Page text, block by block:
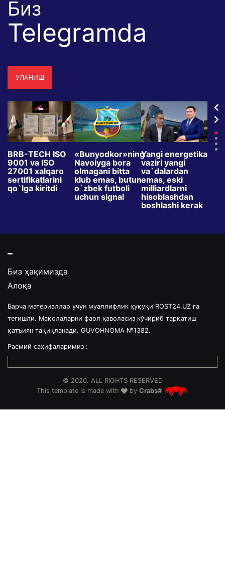
Биз
Telegramda
УЛАНИШ
BRB-TECH ISO
9001 va ISO
27001 xalqaro
sertifikatlarini
qo`lga kiritdi
«Bunyodkor»ning
Navoiyga bora
olmagani bitta
klub emas, butun
o`zbek futboli
uchun signal
Yangi energetika
vaziri yangi
va`dalardan
emas, eski
milliardlarni
hisoblashdan
boshlashi kerak
Биз ҳақимизда
Алоқа
Барча материаллар учун муаллифлик ҳуқуқи ROST24.UZ га
тегишли. Мақолаларни фаол ҳаволасиз кўчириб тарқатиш
қатъиян тақиқланади. GUVOHNOMA №1382.
Расмий саҳифаларимиз :
© 2020. ALL RIGHTS RESERVED
This template is made with
by Crabs#